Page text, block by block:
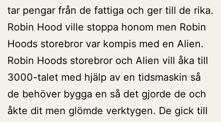
tar pengar från de fattiga och ger till de rika.
Robin Hood ville stoppa honom men Robin
Hoods storebror var kompis med en Alien.
Robin Hoods storebror och Alien vill åka till
3000-talet med hjälp av en tidsmaskin så
de behöver bygga en så det gjorde de och
åkte dit men glömde verktygen. De gick till